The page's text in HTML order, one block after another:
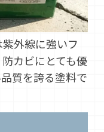
外線に強いフ
カビにとても優
質を誇る塗料で